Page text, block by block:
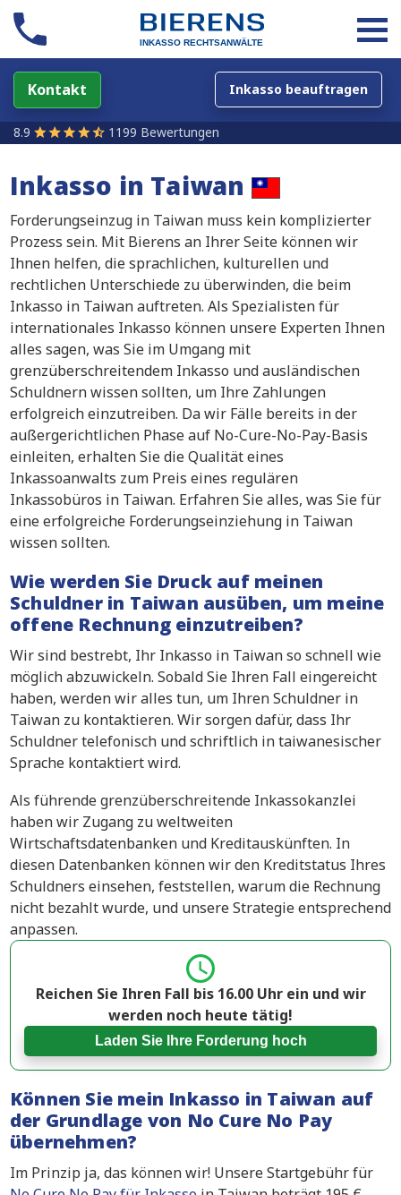
Kontakt Inkasso beauftragen
8.9 1199 Bewertungen
Inkasso in Taiwan
Forderungseinzug in Taiwan muss kein komplizierter
Prozess sein. Mit Bierens an Ihrer Seite können wir
Ihnen helfen, die sprachlichen, kulturellen und
rechtlichen Unterschiede zu überwinden, die beim
Inkasso in Taiwan auftreten. Als Spezialisten für
internationales Inkasso können unsere Experten Ihnen
alles sagen, was Sie im Umgang mit
grenzüberschreitendem Inkasso und ausländischen
Schuldnern wissen sollten, um Ihre Zahlungen
erfolgreich einzutreiben. Da wir Fälle bereits in der
außergerichtlichen Phase auf No-Cure-No-Pay-Basis
einleiten, erhalten Sie die Qualität eines
Inkassoanwalts zum Preis eines regulären
Inkassobüros in Taiwan. Erfahren Sie alles, was Sie für
eine erfolgreiche Forderungseinziehung in Taiwan
wissen sollten.
Wie werden Sie Druck auf meinen
Schuldner in Taiwan ausüben, um meine
offene Rechnung einzutreiben?
Wir sind bestrebt, Ihr Inkasso in Taiwan so schnell wie
möglich abzuwickeln. Sobald Sie Ihren Fall eingereicht
haben, werden wir alles tun, um Ihren Schuldner in
Taiwan zu kontaktieren. Wir sorgen dafür, dass Ihr
Schuldner telefonisch und schriftlich in taiwanesischer
Sprache kontaktiert wird.
Als führende grenzüberschreitende Inkassokanzlei
haben wir Zugang zu weltweiten
Wirtschaftsdatenbanken und Kreditauskünften. In
diesen Datenbanken können wir den Kreditstatus Ihres
Schuldners einsehen, feststellen, warum die Rechnung
nicht bezahlt wurde, und unsere Strategie entsprechend
anpassen.
Reichen Sie Ihren Fall bis 16.00 Uhr ein und wir
werden noch heute tätig!
Laden Sie Ihre Forderung hoch
Können Sie mein Inkasso in Taiwan auf
der Grundlage von No Cure No Pay
übernehmen?
Im Prinzip ja, das können wir! Unsere Startgebühr für